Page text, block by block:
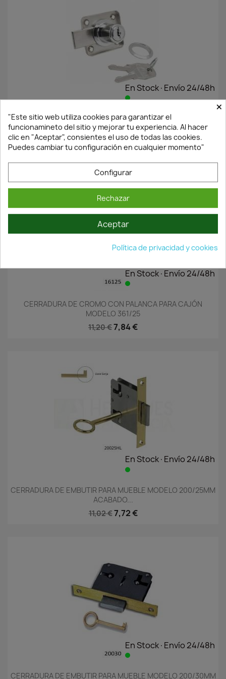
En Stock·Envío 24/48h
CERRADURA DE CROMO CON PALANCA PARA ARMARIO
MODELO 362/25
11,48 €8,04 €
En Stock·Envío 24/48h
CERRADURA DE CROMO CON PALANCA PARA CAJÓN
MODELO 361/25
11,20 €7,84 €
En Stock·Envío 24/48h
CERRADURA DE EMBUTIR PARA MUEBLE MODELO 200/25MM
ACABADO...
11,02 €7,72 €
En Stock·Envío 24/48h
CERRADURA DE EMBUTIR PARA MUEBLE MODELO 200/30MM
×
"Este sitio web utiliza cookies para garantizar el
funcionamineto del sitio y mejorar tu experiencia. Al hacer
clic en "Aceptar", consientes el uso de todas las cookies.
Puedes cambiar tu configuración en cualquier momento"
Configurar
Rechazar
Aceptar
Política de privacidad y cookies